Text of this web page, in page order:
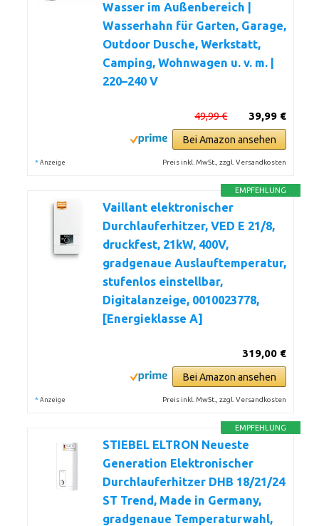
Wasser im Außenbereich |
Wasserhahn für Garten, Garage,
Outdoor Dusche, Werkstatt,
Camping, Wohnwagen u. v. m. |
220–240 V
39,99 €
49,99 €
Bei Amazon ansehen
* Anzeige Preis inkl. MwSt., zzgl. Versandkosten
EMPFEHLUNG
Vaillant elektronischer
Durchlauferhitzer, VED E 21/8,
druckfest, 21kW, 400V,
gradgenaue Auslauftemperatur,
stufenlos einstellbar,
Digitalanzeige, 0010023778,
[Energieklasse A]
319,00 €
Bei Amazon ansehen
* Anzeige Preis inkl. MwSt., zzgl. Versandkosten
EMPFEHLUNG
STIEBEL ELTRON Neueste
Generation Elektronischer
Durchlauferhitzer DHB 18/21/24
ST Trend, Made in Germany,
gradgenaue Temperaturwahl,